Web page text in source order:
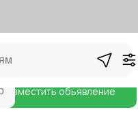
Разместить объявление